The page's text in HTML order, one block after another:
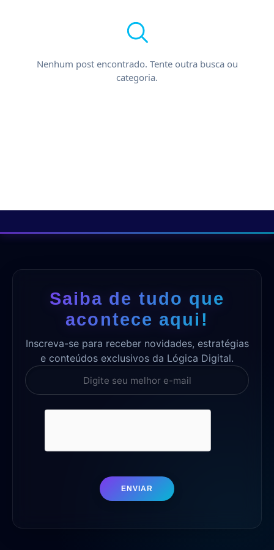
Nenhum post encontrado. Tente outra busca ou
categoria.
Saiba de tudo que
acontece aqui!
Inscreva-se para receber novidades, estratégias
e conteúdos exclusivos da Lógica Digital.
ENVIAR